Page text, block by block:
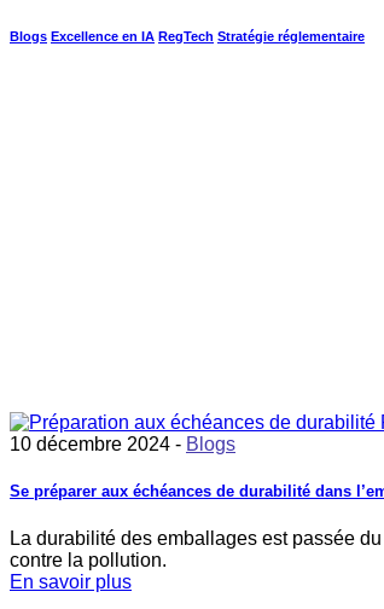
Blogs Excellence en IA RegTech Stratégie réglementaire
10 décembre 2024 - Blogs
Se préparer aux échéances de durabilité dans
La durabilité des emballages est passée
contre la pollution.
En savoir plus